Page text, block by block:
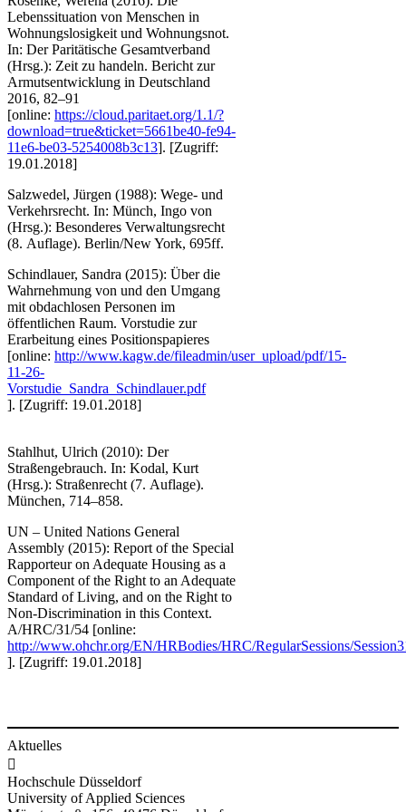
Lebenssituation von Menschen in
Wohnungslosigkeit und Wohnungsnot.
In: Der Paritätische Gesamtverband
(Hrsg.): Zeit zu handeln. Bericht zur
Armutsentwicklung in Deutschland
2016, 82–91
[online: https://cloud.paritaet.org/1.1/?
download=true&ticket=5661be40-fe94-
11e6-be03-5254008b3c13]. [Zugriff: ​​
19.01.2018]
Salzwedel, Jürgen (1988): Wege- und
Verkehrsrecht. In: Münch, Ingo von
(Hrsg.): Besonderes Verwaltungsrecht
(8. Auflage). Berlin/New York, 695ff.
Schindlauer, Sandra (2015): Über die
Wahrnehmung von und den Umgang
mit obdachlosen Personen im
öffentlichen Raum. Vorstudie zur
Erarbeitung eines Positionspapieres
[online: http://www.kagw.de/fileadmin/user_upload/pdf/15-
11-26-
Vorstudie_Sandra_Schindlauer.pdf​
]. [Zugriff: ​​19.01.2018]
Stahlhut, Ulrich (2010): Der
Straßengebrauch. In: Kodal, Kurt
(Hrsg.): Straßenrecht (7. Auflage).
München, 714–858.
UN – United Nations General
Assembly (2015): Report of the Special
Rapporteur on Adequate Housing as a
Component of the Right to an Adequate
Standard of Living, and on the Right to
Non-Discrimination in this Context.
A/HRC/31/54 [online:
http://www.ohchr.org/EN/HRBodies/HRC/RegularSessions/
]. [Zugriff: ​​19.01.2018]​
Aktuelles

Hochschule Düsseldorf
University of Applied Sciences